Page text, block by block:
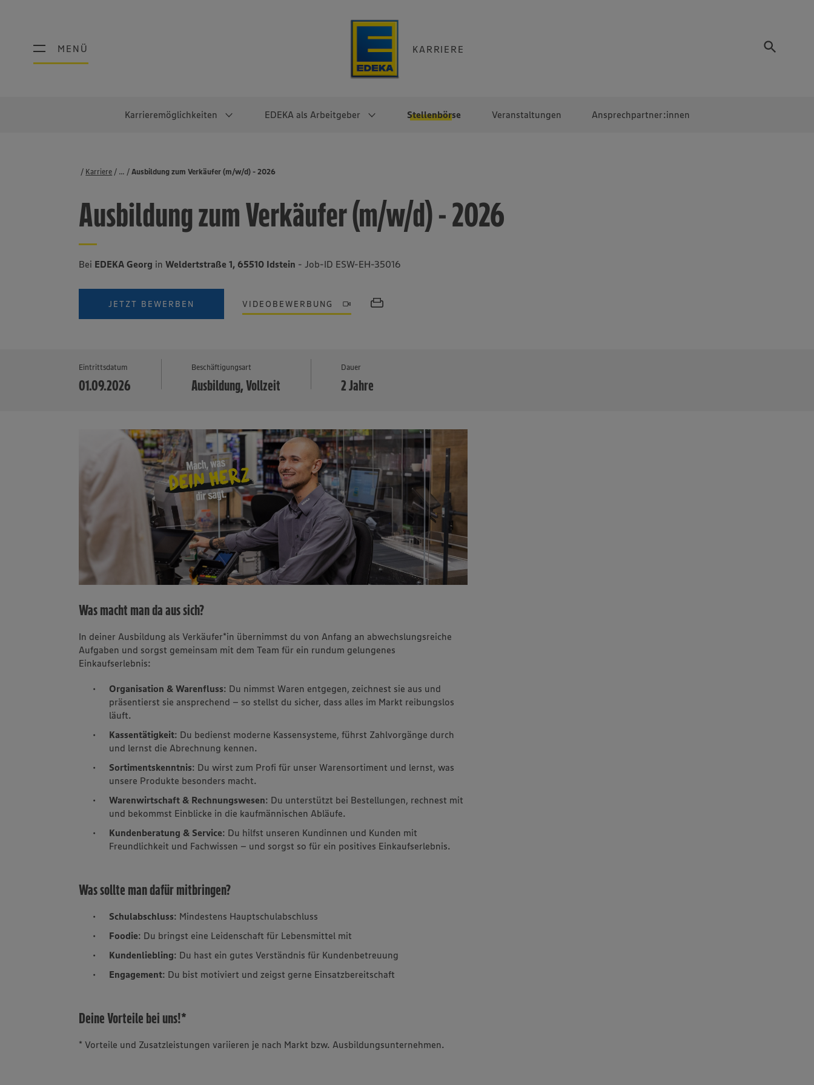
MENÜ KARRIERE
MENÜ
Karrieremöglichkeiten EDEKA als Arbeitgeber Stellenbörse Veranstaltungen Ansprechpartner:innen
Schülerpraktikum Abschlussarbeiten
Werkstudierendentätigkeit
Direkteinstieg
Noch Fragen?
Selbstständig mit EDEKA
Faires Gehalt
Diversität
Lebensmittelproduktion
Lager & Logistik
EDEKA-Zentrale
EDEKA Fruchtkontor
EDEKA-
Regionalgesellschaften
Karriere Stellenbörse
Ausbildung zum Verkäufer (m/w/d) - 2026
...
Ausbildung zum Verkäufer (m/w/d) - 2026
Bei EDEKA Georg inWeldertstraße 1, 65510 Idstein - Job-ID ESW-EH-35016
JETZT BEWERBEN VIDEOBEWERBUNG
Eintrittsdatum
01.09.2026
Beschäftigungsart
Ausbildung, Vollzeit
Dauer
2 Jahre
Was macht man da aus sich?
In deiner Ausbildung als Verkäufer*in übernimmst du von Anfang an abwechslungsreiche
Aufgaben und sorgst gemeinsam mit dem Team für ein rundum gelungenes
Einkaufserlebnis:
Organisation & Warenfluss: Du nimmst Waren entgegen, zeichnest sie aus und
präsentierst sie ansprechend – so stellst du sicher, dass alles im Markt reibungslos
läuft.
Kassentätigkeit: Du bedienst moderne Kassensysteme, führst Zahlvorgänge durch
und lernst die Abrechnung kennen.
Sortimentskenntnis: Du wirst zum Profi für unser Warensortiment und lernst, was
unsere Produkte besonders macht.
Warenwirtschaft & Rechnungswesen: Du unterstützt bei Bestellungen, rechnest mit
und bekommst Einblicke in die kaufmännischen Abläufe.
Kundenberatung & Service: Du hilfst unseren Kundinnen und Kunden mit
Freundlichkeit und Fachwissen – und sorgst so für ein positives Einkaufserlebnis.
Was sollte man dafür mitbringen?
Schulabschluss: Mindestens Hauptschulabschluss
Foodie: Du bringst eine Leidenschaft für Lebensmittel mit
Kundenliebling: Du hast ein gutes Verständnis für Kundenbetreuung
Engagement: Du bist motiviert und zeigst gerne Einsatzbereitschaft
Deine Vorteile bei uns!*
* Vorteile und Zusatzleistungen variieren je nach Markt bzw. Ausbildungsunternehmen.